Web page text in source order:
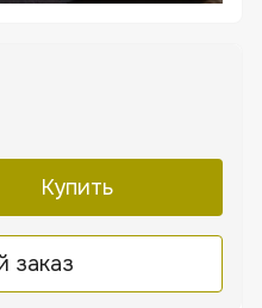
Купить
заказ